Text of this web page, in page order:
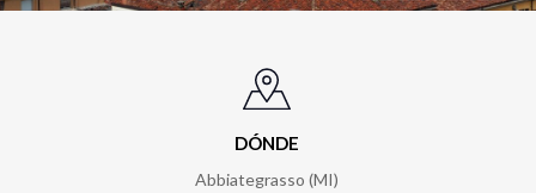
DÓNDE
Abbiategrasso (MI)